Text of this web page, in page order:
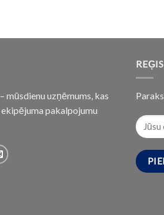
mūsdienu uzņēmums, kas
pakalpojumu